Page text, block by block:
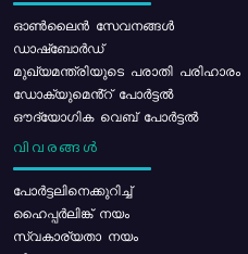
ഓൺലൈൻ സേവനങ്ങൾ
ഡാഷ്ബോർഡ്
മുഖ്യമന്ത്രിയുടെ പരാതി പരിഹാരം
ഡോക്യുമെൻ്റ് പോർട്ടൽ
ഔദ്യോഗിക വെബ് പോർട്ടൽ
വിവരങ്ങൾ
പോര്‍ട്ടലിനെക്കുറിച്ച്
ഹൈപ്പർലിങ്ക് നയം
സ്വകാര്യതാ നയം